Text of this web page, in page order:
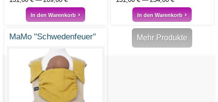
In den Warenkorb In den Warenkorb
MaMo "Schwedenfeuer" Mehr Produkte